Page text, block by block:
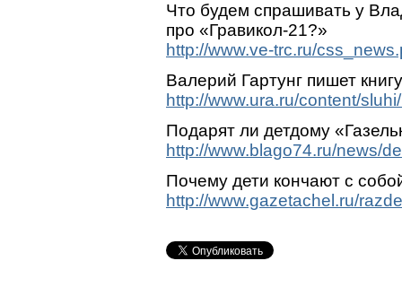
Что будем спрашивать у
про «Гравикол-21?»
http://www.ve-trc.ru/
Валерий Гартунг пишет
http://www.ura.ru/content/
Подарят ли детдому
http://www.blago74.ru/news/
Почему дети кончают с
http://www.gazetachel.ru/